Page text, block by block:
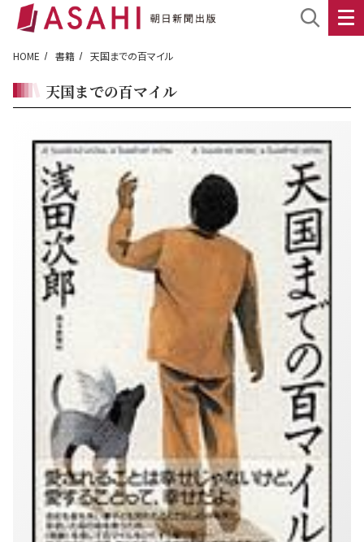
HOME 書籍 天国までの百マイル
天国までの百マイル